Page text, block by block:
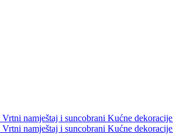
Vrtni namještaj i suncobrani Kućne dekoracije
Vrtni namještaj i suncobrani Kućne dekoracije